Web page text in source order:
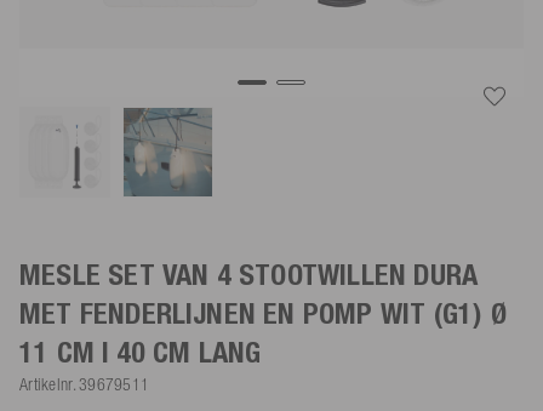
MESLE SET VAN 4 STOOTWILLEN DURA
MET FENDERLIJNEN EN POMP WIT (G1) Ø
11 CM | 40 CM LANG
Artikelnr. 39679511